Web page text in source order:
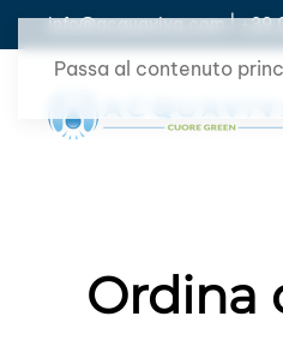
Passa al contenuto
info@acquaviva.com|+39
Ordina